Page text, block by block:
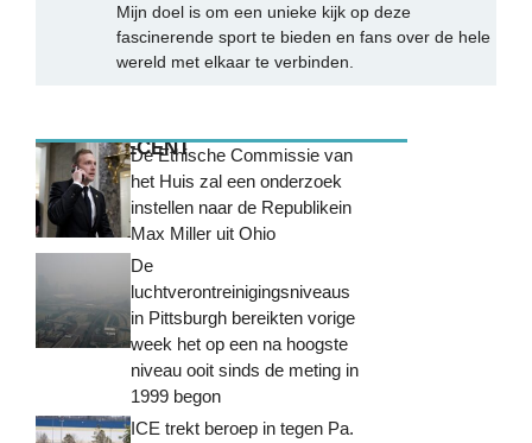
Mijn doel is om een unieke kijk op deze
fascinerende sport te bieden en fans over de hele
wereld met elkaar te verbinden.
MEEST RECENTDe Ethische Commissie van
het Huis zal een onderzoek
instellen naar de Republikein
Max Miller uit Ohio
De
luchtverontreinigingsniveaus
in Pittsburgh bereikten vorige
week het op een na hoogste
niveau ooit sinds de meting in
1999 begon
ICE trekt beroep in tegen Pa.